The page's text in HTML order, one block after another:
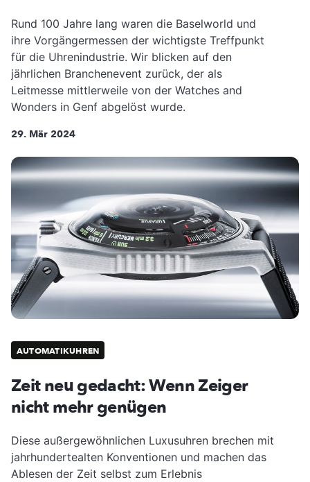
Rund 100 Jahre lang waren die Baselworld und
ihre Vorgängermessen der wichtigste Treffpunkt
für die Uhrenindustrie. Wir blicken auf den
jährlichen Branchenevent zurück, der als
Leitmesse mittlerweile von der Watches and
Wonders in Genf abgelöst wurde.
29. Mär 2024
AUTOMATIKUHREN
Zeit neu gedacht: Wenn Zeiger
nicht mehr genügen
Diese außergewöhnlichen Luxusuhren brechen mit
jahrhundertealten Konventionen und machen das
Ablesen der Zeit selbst zum Erlebnis